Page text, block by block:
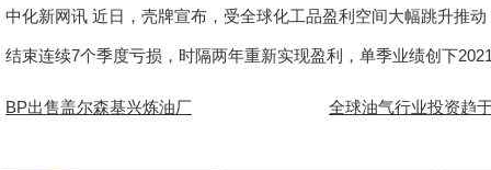
中化新网讯 近日，壳牌宣布，受全球化工品盈利空间大幅跳升推
结束连续7个季度亏损，时隔两年重新实现盈利，单季业绩创下
平。二季度，该板块经调整利润
BP出售盖尔森基兴炼油厂 全球油气行业投资趋